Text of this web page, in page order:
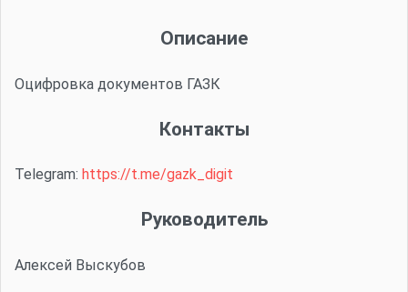
Описание
Оцифровка документов ГАЗК
Контакты
Telegram: https://t.me/gazk_digit
Руководитель
Алексей Выскубов